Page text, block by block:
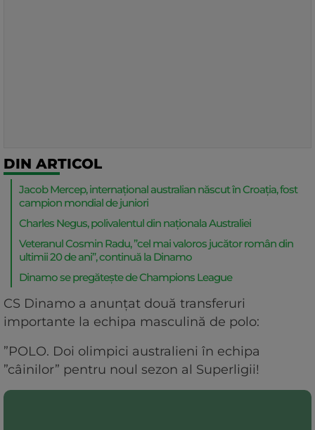
DIN ARTICOL
Jacob Mercep, internațional australian născut în Croația, fost
campion mondial de juniori
Charles Negus, polivalentul din naționala Australiei
Veteranul Cosmin Radu, ”cel mai valoros jucător român din
ultimii 20 de ani”, continuă la Dinamo
Dinamo se pregătește de Champions League
CS Dinamo a anunțat două transferuri
importante la echipa masculină de polo:
”POLO. Doi olimpici australieni în echipa
”câinilor” pentru noul sezon al Superligii!